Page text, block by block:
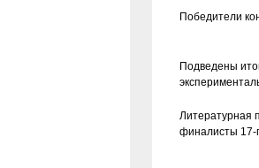
Победители
Подведены
Литературная
финалисты 17-